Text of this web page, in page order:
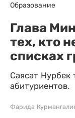
Образование
Глава
тех, кто
списках
Саясат Нурбек
абитуриентов.
Фарида